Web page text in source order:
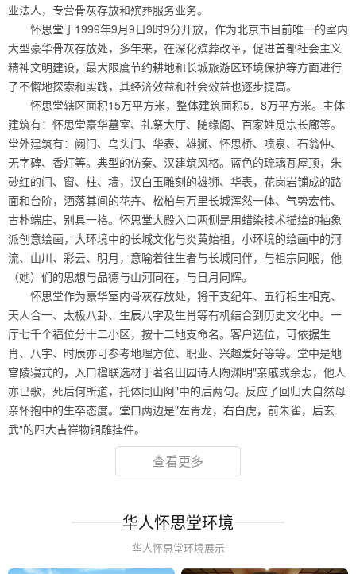
业法人，专营骨灰存放和殡葬服务业务。
怀思堂于1999年9月9日9时9分开放，作为北京市目前唯一的室内
大型豪华骨灰存放处，多年来，在深化殡葬改革，促进首都社会主义
精神文明建设，最大限度节约耕地和长城旅游区环境保护等方面进行
了不懈地探索和实践，其经济效益和社会效益也逐步提高。
怀思堂辖区面积15万平方米，整体建筑面积5．8万平方米。主体
建筑有：怀思堂豪华墓室、礼祭大厅、随缘阁、百家姓觅宗长廊等。
堂外建筑有：阙门、乌头门、华表、雄狮、怀思桥、喷泉、石翁仲、
无字碑、香灯等。典型的仿秦、汉建筑风格。蓝色的琉璃瓦屋顶，朱
砂红的门、窗、柱、墙，汉白玉雕刻的雄狮、华表，花岗岩铺成的路
面和台阶，洒落其间的花卉、松柏与万里长城浑然一体、气势宏伟、
古朴端庄、别具一格。怀思堂大殿入口两侧是用蜡染技术描绘的抽象
派创意绘画，大环境中的长城文化与炎黄始祖，小环境的绘画中的河
流、山川、彩云、明月，意喻着往生者与长城同伴，与祖宗同眠，他
（她）们的思想与品德与山河同在，与日月同辉。
怀思堂作为豪华室内骨灰存放处，将干支纪年、五行相生相克、
天人合一、太极八卦、生辰八字及生肖等有机结合到历史文化中。一
厅七千个福位分十二小区，按十二地支命名。客户选位，可依据生
肖、八字、时辰亦可参考地理方位、职业、兴趣爱好等等。堂中是地
宫陵寝式的，入口楹联选材于著名田园诗人陶渊明"亲戚或余悲，他人
亦已歌，死后何所道，托体同山阿"中的后两句。反应了回归大自然母
亲怀抱中的生卒态度。堂口两边是"左青龙，右白虎，前朱雀，后玄
武"的四大吉祥物铜雕挂件。
查看更多
华人怀思堂环境
华人怀思堂环境展示